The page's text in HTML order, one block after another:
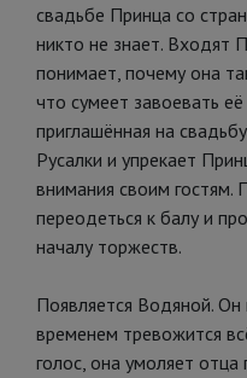
свадьбе Принца со
никто не знает. Входят
понимает, почему она
что сумеет завоевать
приглашённая на
Русалки и упрекает
внимания своим гостям.
переодеться к балу и
началу торжеств.
Появляется Водяной.
временем тревожится
голос, она умоляет